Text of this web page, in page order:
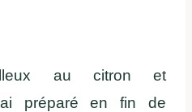
au citron et
préparé en fin de